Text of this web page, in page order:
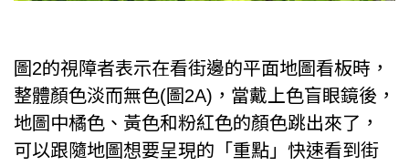
圖2的視障者表示在看街邊的平面地圖看板時，
整體顏色淡而無色(圖2A)，當戴上色盲眼鏡後，
地圖中橘色、黃色和粉紅色的顏色跳出來了，
可以跟隨地圖想要呈現的「重點」快速看到街